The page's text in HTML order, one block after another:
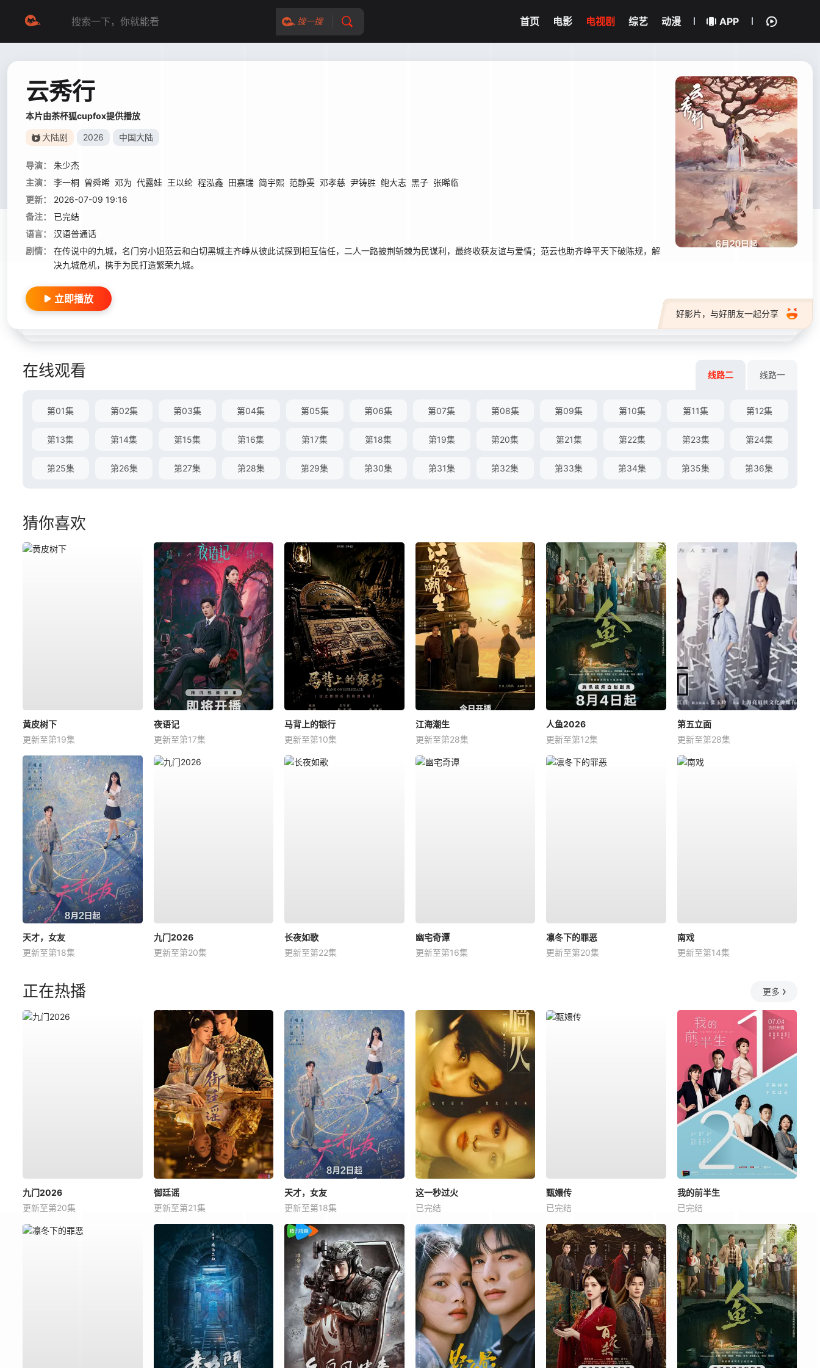
搜一搜 首页 电影 电视剧 综艺 动漫 APP
云秀行
本片由茶杯狐cupfox提供播放
大陆剧 2026 中国大陆
导演：
朱少杰
主演：
李一桐 曾舜晞 邓为 代露娃 王以纶 程泓鑫 田嘉瑞 简宇熙 范静雯 邓孝慈 尹铸胜 鲍大志 黑子 张晞临
更新：
2026-07-09 19:16
备注：
已完结
语言：
汉语普通话
剧情：
在传说中的九城，名门穷小姐范云和白切黑城主齐峥从彼此试探到相互信任，二人一路披荆斩棘为民谋利，最终收获友谊与爱情；范云也助齐峥平天下破陈规，解
决九城危机，携手为民打造繁荣九城。
好影片，与好朋友一起分享
立即播放
在线观看 线路二 线路一
第01集 第02集 第03集 第04集 第05集 第06集 第07集 第08集 第09集 第10集 第11集 第12集
第13集 第14集 第15集 第16集 第17集 第18集 第19集 第20集 第21集 第22集 第23集 第24集
第25集 第26集 第27集 第28集 第29集 第30集 第31集 第32集 第33集 第34集 第35集 第36集
猜你喜欢
黄皮树下
更新至第19集
夜语记
更新至第17集
马背上的银行
更新至第10集
江海潮生
更新至第28集
人鱼2026
更新至第12集
第五立面
更新至第28集
天才，女友
更新至第18集
九门2026
更新至第20集
长夜如歌
更新至第22集
幽宅奇谭
更新至第16集
凛冬下的罪恶
更新至第20集
南戏
更新至第14集
正在热播 更多
九门2026
更新至第20集
御廷谣
更新至第21集
天才，女友
更新至第18集
这一秒过火
已完结
甄嬛传
已完结
我的前半生
已完结